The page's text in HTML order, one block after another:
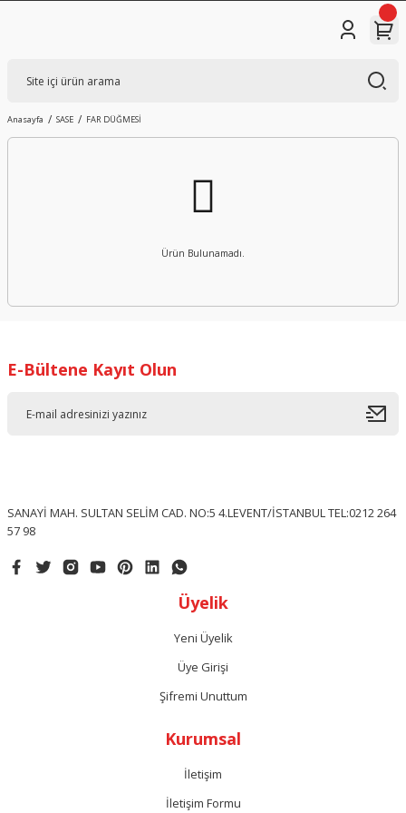
Anasayfa SASE FAR DÜĞMESİ
Ürün Bulunamadı.
E-Bültene Kayıt Olun
SANAYİ MAH. SULTAN SELİM CAD. NO:5 4.LEVENT/İSTANBUL TEL:0212 264
57 98
Üyelik
Yeni Üyelik
Üye Girişi
Şifremi Unuttum
Kurumsal
İletişim
İletişim Formu